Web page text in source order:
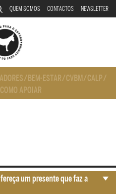
QUEM SOMOS CONTACTOS NEWSLETTER
/ BEM-ESTAR/CVBM/CALP/
COMO APOIAR
um presente que faz a